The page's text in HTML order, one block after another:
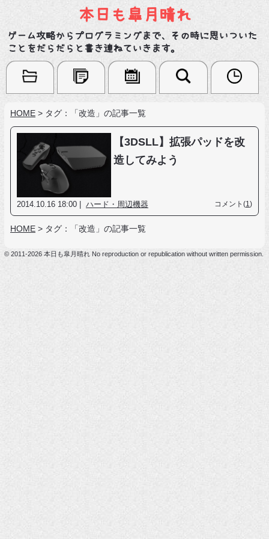
本日も皐月晴れ
ゲーム攻略からプログラミングまで、その時に思いついた
ことをだらだらと書き連ねていきます。
HOME > タグ：「改造」の記事一覧
【3DSLL】拡張パッドを改
造してみよう
2014.10.16 18:00 | ハード・周辺機器 コメント(1 )
HOME > タグ：「改造」の記事一覧
© 2011-2026 本日も皐月晴れ No reproduction or republication without written permission.